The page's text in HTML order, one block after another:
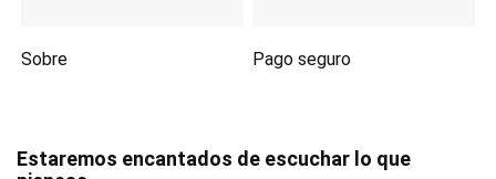
Sobre Pago seguro
Estaremos encantados de escuchar lo que